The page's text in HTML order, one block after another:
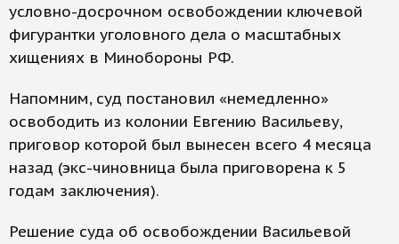
условно-досрочном освобождении ключевой
фигурантки уголовного дела о масштабных
хищениях в Минобороны РФ.
Напомним, суд постановил «немедленно»
освободить из колонии Евгению Васильеву,
приговор которой был вынесен всего 4 месяца
назад (экс-чиновница была приговорена к 5
годам заключения).
Решение суда об освобождении Васильевой